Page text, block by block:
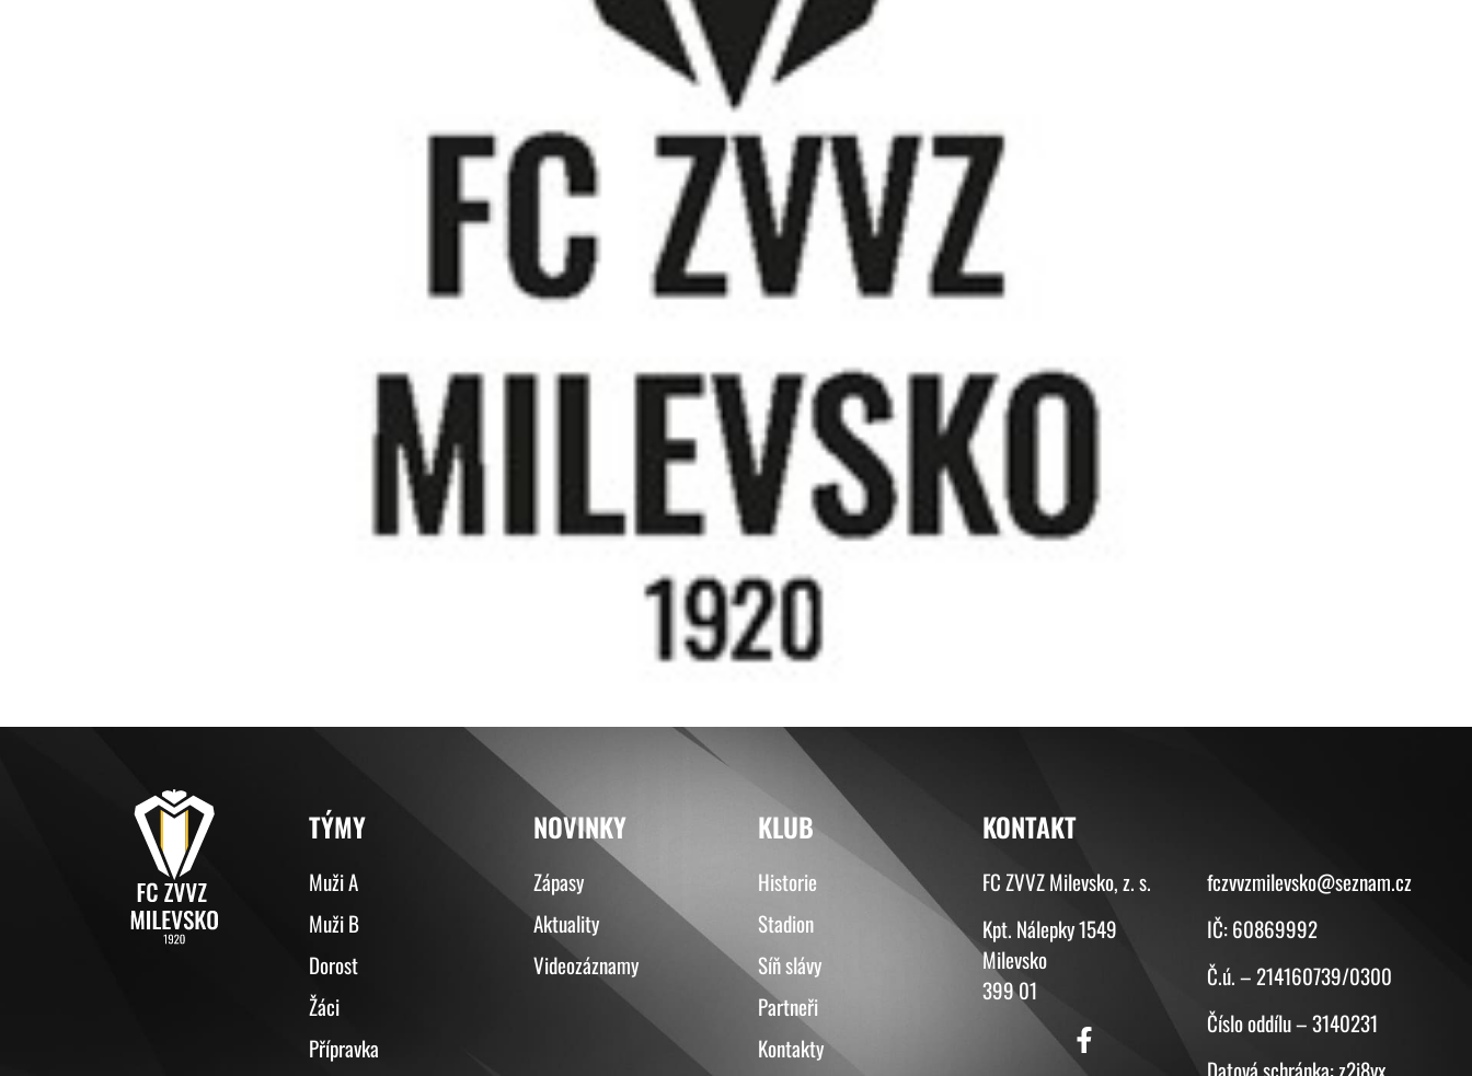
TÝMY
Muži A
Muži B
Dorost
Žáci
Přípravka
NOVINKY
Zápasy
Aktuality
Videozáznamy
KLUB
Historie
Stadion
Síň slávy
Partneři
Kontakty
KONTAKT
FC ZVVZ Milevsko, z. s.
Kpt. Nálepky 1549
Milevsko
399 01
fczvvzmilevsko@seznam.cz
IČ: 60869992
Č.ú. – 214160739/0300
Číslo oddílu – 3140231
Datová schránka: z2i8yx